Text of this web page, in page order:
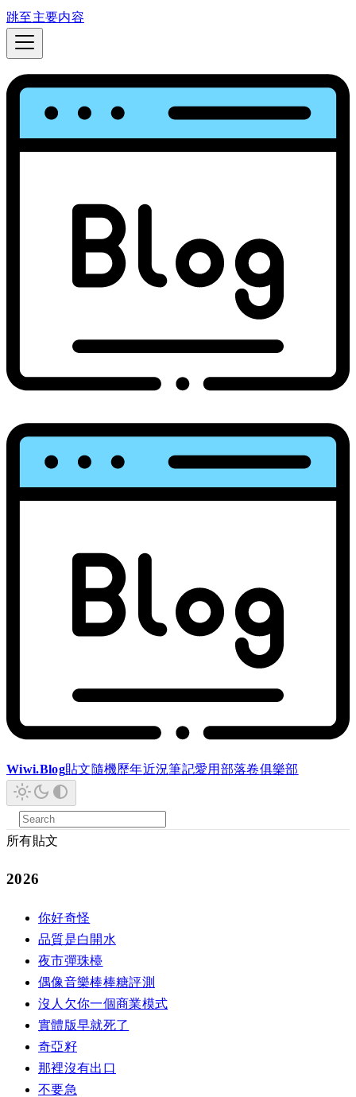
跳至主要内容
Wiwi.Blog貼文隨機歷年近況筆記愛用 部落卷俱樂部
所有貼文
2026
你好奇怪
品質是白開水
夜市彈珠檯
偶像音樂棒棒糖評測
沒人欠你一個商業模式
實體版早就死了
奇亞籽
那裡沒有出口
不要急